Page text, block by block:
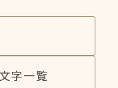
字一覧